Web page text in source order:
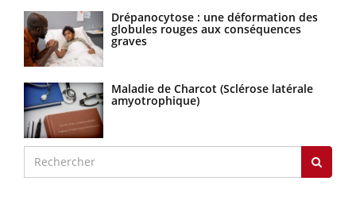
Drépanocytose : une déformation des
globules rouges aux conséquences
graves
Maladie de Charcot (Sclérose latérale
amyotrophique)